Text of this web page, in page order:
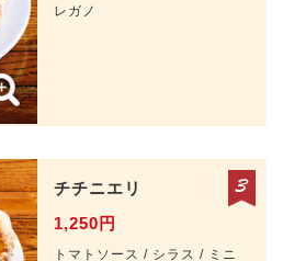
レガノ
チチニエリ
1,250円
トマトソース / シラス / ミニ